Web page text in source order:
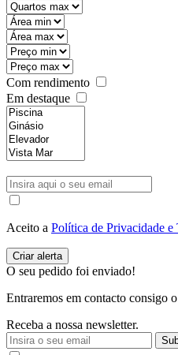
Com rendimento
Em destaque
Aceito a Política de Privacidade e
O seu pedido foi enviado!
Entraremos em contacto consigo
Receba a nossa newsletter.